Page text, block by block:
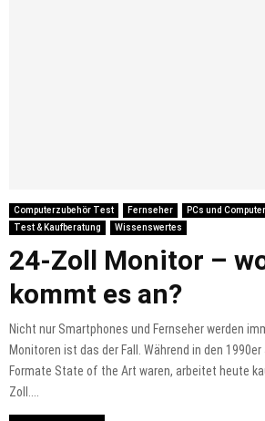
Computerzubehör Test Fernseher PCs und Computer
Test & Kaufberatung
Wissenswertes
24-Zoll Monitor –
kommt es an?
Nicht nur Smartphones und Fernseher werden
Monitoren ist das der Fall. Während in den 1990er
Formate State of the Art waren, arbeitet heute
Zoll....